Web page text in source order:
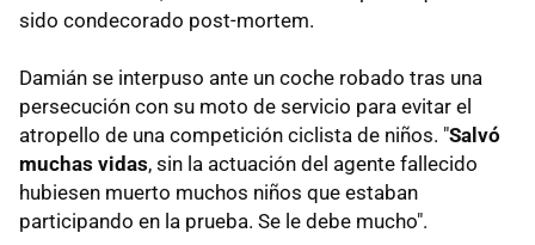
sido condecorado post-mortem.
Damián se interpuso ante un coche robado tras una
persecución con su moto de servicio para evitar el
atropello de una competición ciclista de niños. "Salvó
muchas vidas, sin la actuación del agente fallecido
hubiesen muerto muchos niños que estaban
participando en la prueba. Se le debe mucho".